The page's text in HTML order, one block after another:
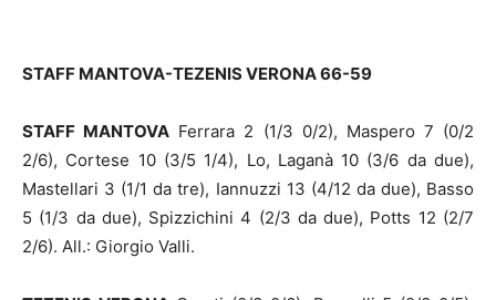
STAFF MANTOVA-TEZENIS VERONA 66-59
STAFF MANTOVA Ferrara 2 (1/3 0/2), Maspero 7 (0/2
2/6), Cortese 10 (3/5 1/4), Lo, Laganà 10 (3/6 da due),
Mastellari 3 (1/1 da tre), Iannuzzi 13 (4/12 da due), Basso
5 (1/3 da due), Spizzichini 4 (2/3 da due), Potts 12 (2/7
2/6). All.: Giorgio Valli.